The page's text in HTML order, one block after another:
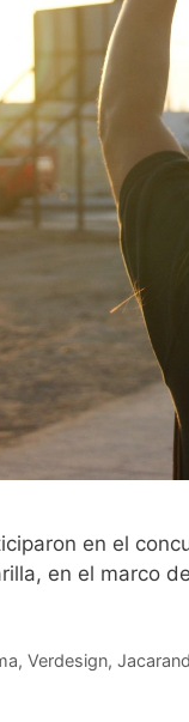
en el
en el marco
, Verdesign,